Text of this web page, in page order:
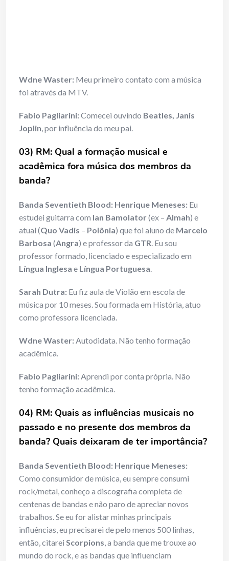
Wdne Waster: Meu primeiro contato com a música
foi através da MTV.
Fabio Pagliarini:Comecei ouvindo Beatles, Janis
Joplin, por influência do meu pai.
03) RM: Qual a formação musical e
acadêmica fora música dos membros da
banda?
Banda Seventieth Blood: Henrique Meneses: Eu
estudei guitarra com Ian Bamolator(ex – Almah) e
atual (Quo Vadis – Polônia) que foi aluno de Marcelo
Barbosa (Angra) e professor da GTR. Eu sou
professor formado, licenciado e especializado em
Língua Inglesa e Língua Portuguesa.
Sarah Dutra: Eu fiz aula de Violão em escola de
música por 10 meses. Sou formada em História, atuo
como professora licenciada.
Wdne Waster:Autodidata. Não tenho formação
acadêmica.
Fabio Pagliarini:Aprendi por conta própria. Não
tenho formação acadêmica.
04) RM: Quais as influências musicais no
passado e no presente dos membros da
banda? Quais deixaram de ter importância?
Banda Seventieth Blood: Henrique Meneses:
Como consumidor de música, eu sempre consumi
rock/metal, conheço a discografia completa de
centenas de bandas e não paro de apreciar novos
trabalhos. Se eu for alistar minhas principais
influências, eu precisarei de pelo menos 500 linhas,
então, citarei Scorpions, a banda que me trouxe ao
mundo do rock, e as bandas que influenciam